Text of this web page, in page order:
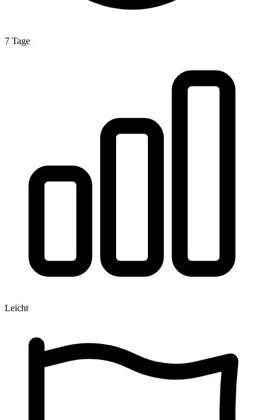
7 Tage
Leicht